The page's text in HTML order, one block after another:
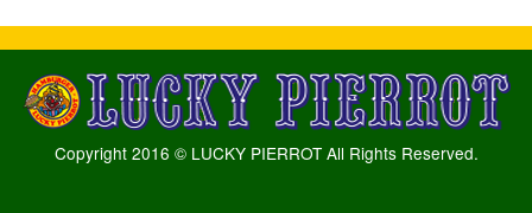
Copyright 2016 © LUCKY PIERROT All Rights Reserved.